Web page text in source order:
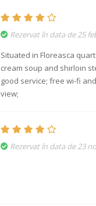
Rezervat în data de 25
Situated in Floreasca
cream soup and shirloin
good service; free wi-fi
view;
Rezervat în data de 23